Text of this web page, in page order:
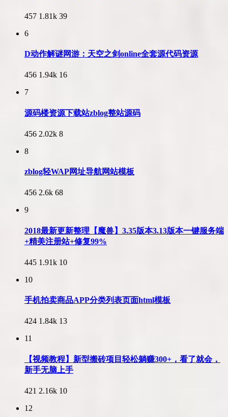
457 1.81k 39
6
D动作解谜网游：天空之剑online全套源代码资源
456 1.94k 16
7
源码楼资源下载站zblog整站源码
456 2.02k 8
8
zblog轻WAP网址导航网站模板
456 2.6k 68
9
2018最新更新整理【魔兽】3.35版本3.13版本一键服务端
+精美注册站+修复99%
445 1.91k 10
10
手机拍卖商品APP分类列表页面html模板
424 1.84k 13
11
【视频教程】新型搬砖项目轻松躺赚300+，看了就会，
新手无脑上手
421 2.16k 10
12